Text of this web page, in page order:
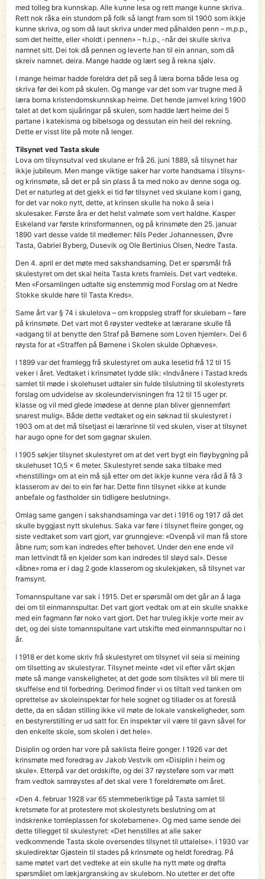
med tolleg bra kunnskap. Alle kunne lesa og rett mange kunne skriva.
Rett nok råka ein stundom på folk så langt fram som til 1900 som ikkje
kunne skriva, og som då laut skriva under med påhalden penn – m.p.p.,
som det heitte, eller «holdt i pennen» – h.i.p., -når dei skulle skriva
namnet sitt. Dei tok då pennen og leverte han til ein annan, som då
skreiv namnet. deira. Mange hadde og lært seg å rekna sjølv.
I mange heimar hadde foreldra det på seg å læra borna både lesa og
skriva før dei kom på skulen. Og mange var det som var trugne med å
læra borna kristendomskunnskap heime. Det hende jamvel kring 1900
talet at det kom sjuåringar på skulen, som hadde lært heime dei 5
partane i katekisma og bibelsoga og dessutan ein heil del rekning.
Dette er visst lite på mote nå lenger.
Tilsynet ved Tasta skule
Lova om tilsynsutval ved skulane er frå 26. juni 1889, så tilsynet har
ikkje jubileum. Men mange viktige saker har vorte handsama i tilsyns-
og krinsmøte, så det er på sin plass å ta med noko av denne soga og.
Det er naturleg at det gjekk ei tid før tilsynet ved skulane kom i gang,
for det var noko nytt, dette, at krinsen skulle ha noko å seia i
skulesaker. Første åra er det helst valmøte som vert haldne. Kasper
Eskeland var første krinsformannen, og på krinsmøte den 25. januar
1890 vart desse valde til medlemer: Nils Peder Johannessen, Øvre
Tasta, Gabriel Byberg, Dusevik og Ole Bertinius Olsen, Nedre Tasta.
Den 4. april er det møte med sakshandsaming. Det er spørsmål frå
skulestyret om det skal heita Tasta krets framleis. Det vart vedteke.
Men «Forsamlingen udtalte sig enstemmig mod Forslag om at Nedre
Stokke skulde høre til Tasta Kreds».
Same årt var § 74 i skulelova – om kroppsleg straff for skulebarn – føre
på krinsmøte. Det vart mot 6 røyster vedteke at lærarane skulle få
«adgang til at benytte den Straf på Børnene som Loven hjemler». Dei 6
røysta for at «Straffen på Børnene i Skolen skulde Ophæves».
I 1899 var det framlegg frå skulestyret om auka lesetid frå 12 til 15
veker i året. Vedtaket i krinsmøtet lydde slik: «Indvånere i Tastad kreds
samlet til møde i skolehuset udtaler sin fulde tilslutning til skolestyrets
forslag om udvidelse av skoleundervisningen fra 12 til 15 uger pr.
klasse og vil med glede imødese at denne plan bliver gjennemført
snarest mulig». Både dette vedtaket og ein søknad til skulestyret i
1903 om at det må tilsetjast ei lærarinne til ved skulen, viser at tilsynet
har augo opne for det som gagnar skulen.
I 1905 søkjer tilsynet skulestyret om at det vert bygt ein fløybygning på
skulehuset 1O,5 x 6 meter. Skulestyret sende saka tilbake med
«henstilling» om at ein må sjå etter om det ikkje kunne vera råd å få 3
klasserom av dei to ein før har. Dette finn tilsynet «ikke at kunde
anbefale og fastholder sin tidligere beslutning».
Omlag same gangen i sakshandsaminga var det i 1916 og 1917 då det
skulle byggjast nytt skulehus. Saka var føre i tilsynet fleire gonger, og
siste vedtaket som vart gjort, var grunngjeve: «Ovenpå vil man få store
åbne rum; som kan indredes efter behovet. Under den ene ende vil
man lettvindt få en kjelder som kan indredes til sløyd sal». Desse
«åbne» roma er i dag 2 gode klasserom og skulekjøken, så tilsynet var
framsynt.
Tomannspultane var sak i 1915. Det er spørsmål om det går an å laga
dei om til einmannspultar. Det vart gjort vedtak om at ein skulle snakke
med ein fagmann før noko vart gjort. Det har truleg ikkje vorte meir av
det, og dei siste tomannspultane vart utskifte med einmannspultar no i
år.
I 1918 er det kome skriv frå skulestyret om tilsynet vil seia si meining
om tilsetting av skulestyrar. Tilsynet meinte «det vil efter vårt skjøn
møte så mange vanskeligheter, at det gode som tilsiktes vil bli mere til
skuffelse end til forbedring. Derimod finder vi os tiltalt ved tanken om
oprettelse av skoleinspektør for hele sognet og tillader os at foreslå
dette, da en sådan stilling ikke vil møte de lokale vanskeligheder, som
en bestyrerstilling er ud satt for. En inspektør vil være til gavn såvel for
den enkelte skole, som skolen i det hele».
Disiplin og orden har vore på saklista fleire gonger. I 1926 var det
krinsmøte med foredrag av Jakob Vestvik om «Disiplin i heim og
skule». Etterpå var det ordskifte, og dei 37 røysteføre som var møtt
fram vedtok samrøystes af det skal vere 1 foreldremøte om året.
«Den 4. februar 1928 var 65 stemmeberiktige på Tasta samlet til
kretsmøte for at protestere mot skolestyrets beslutning om at
indskrenke tomleplassen for skolebarnene». Og med same sende dei
dette tillegget til skulestyret: «Det henstilles at alle saker
vedkommende Tasta skole oversendes tilsynet til uttalelse». I 1930 var
skuledirektør Gjøstein til stades på krinsmøte og heldt foredrag. På
same møtet vart det vedteke at ein skulle ha nytt møte og drøfta
spørsmålet om lækjargransking av skuleborn. No utetter er det ofte